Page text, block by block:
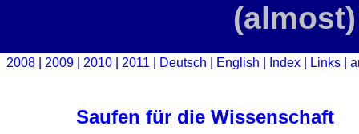
(almost)
2008 2009 2010 2011 Deutsch English Index Links
Saufen für die Wissenschaft